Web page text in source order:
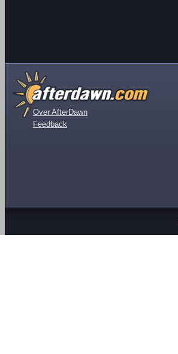
Over AfterDawn
Feedback